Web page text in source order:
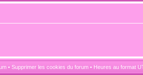
• Supprimer les cookies du forum • Heures au format